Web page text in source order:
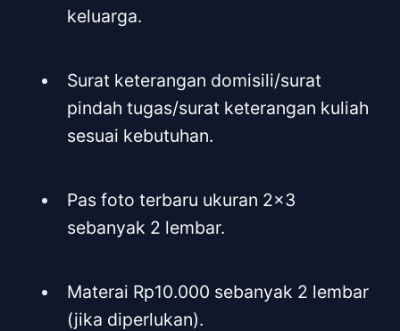
keluarga.
Surat keterangan domisili/surat
pindah tugas/surat keterangan kuliah
sesuai kebutuhan.
Pas foto terbaru ukuran 2x3
sebanyak 2 lembar.
Materai Rp10.000 sebanyak 2 lembar
(jika diperlukan).